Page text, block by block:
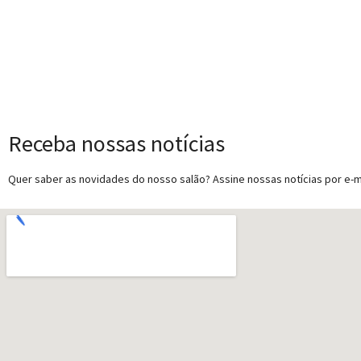
Receba nossas notícias
Quer saber as novidades do nosso salão? Assine nossas notícias por e-